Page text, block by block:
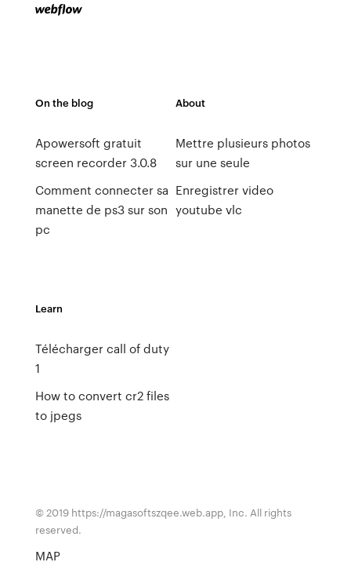
On the blog
Apowersoft gratuit
screen recorder 3.0.8
Comment connecter sa
manette de ps3 sur son
pc
About
Mettre plusieurs photos
sur une seule
Enregistrer video
youtube vlc
Learn
Télécharger call of duty
1
How to convert cr2 files
to jpegs
© 2019 https://magasoftszqee.web.app, Inc. All rights
reserved.
MAP